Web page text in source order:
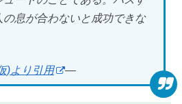
の息が合わないと成功できな
)より引用 ―